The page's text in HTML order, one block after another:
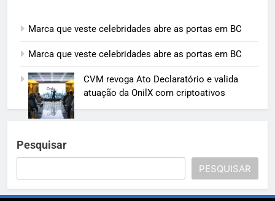
Marca que veste celebridades abre as portas em BC
Marca que veste celebridades abre as portas em BC
CVM revoga Ato Declaratório e valida
atuação da OnilX com criptoativos
Pesquisar
PESQUISAR